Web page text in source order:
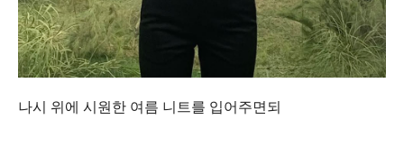
나시 위에 시원한 여름 니트를 입어주면되